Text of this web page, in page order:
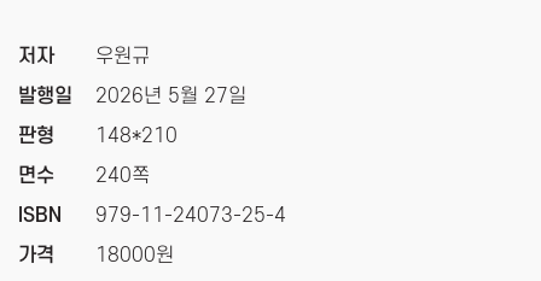
저자
발행일
판형
면수
ISBN
가격
우원규
2026년 5월 27일
148*210
240쪽
979-11-24073-25-4
18000원